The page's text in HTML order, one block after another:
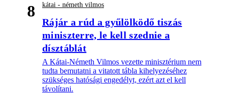
8 kátai - németh vilmos
Rájár a rúd a gyűlölködő tiszás
miniszterre, le kell szednie a
dísztáblát
A Kátai-Németh Vilmos vezette minisztérium nem
tudta bemutatni a vitatott tábla kihelyezéséhez
szükséges hatósági engedélyt, ezért azt el kell
távolítani.